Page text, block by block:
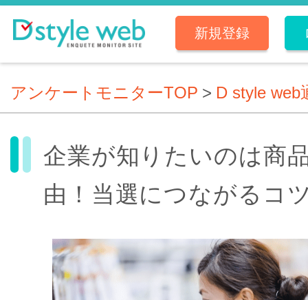
新規登録
アンケートモニターTOP > D style web
企業が知りたいのは商
由！当選につながるコ